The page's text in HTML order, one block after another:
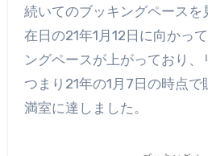
続いてのブッキングペースを
在日の21年1月12日に向かっ
ングペースが上がっており、
つまり21年の1月7日の時点
満室に達しました。